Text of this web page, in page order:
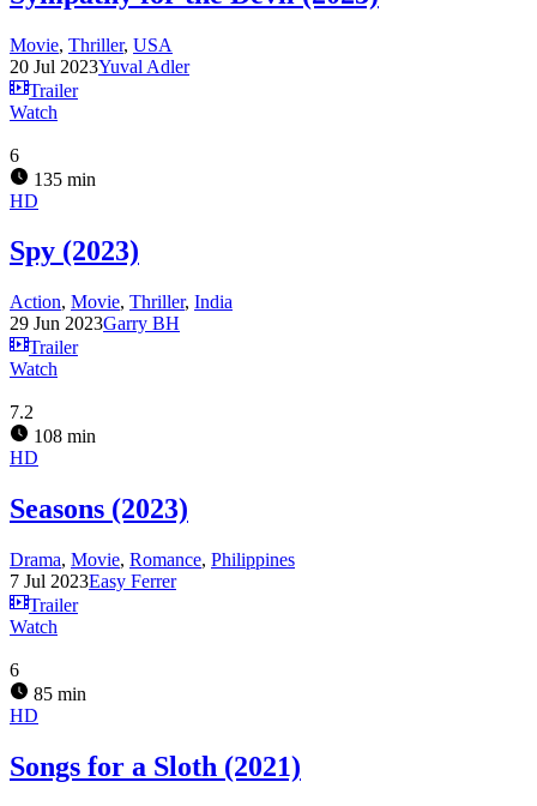
Movie, Thriller, USA
20 Jul 2023Yuval Adler
Trailer
Watch
6
135 min
HD
Spy (2023)
Action, Movie, Thriller, India
29 Jun 2023Garry BH
Trailer
Watch
7.2
108 min
HD
Seasons (2023)
Drama, Movie, Romance, Philippines
7 Jul 2023Easy Ferrer
Trailer
Watch
6
85 min
HD
Songs for a Sloth (2021)